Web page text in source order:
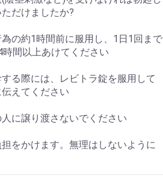
だけましたか?
の約1時間前に服用し、1日1回まで
間以上あけてください
る際には、レビトラ錠を服用して
えてください
に譲り渡さないでください
をかけます。無理はしないように